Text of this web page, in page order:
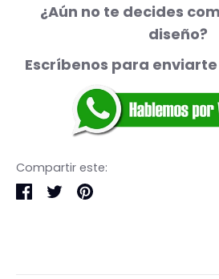
¿Aún no te decides
diseño?
Escríbenos para
Compartir este:
Compartir
TuitearHacer